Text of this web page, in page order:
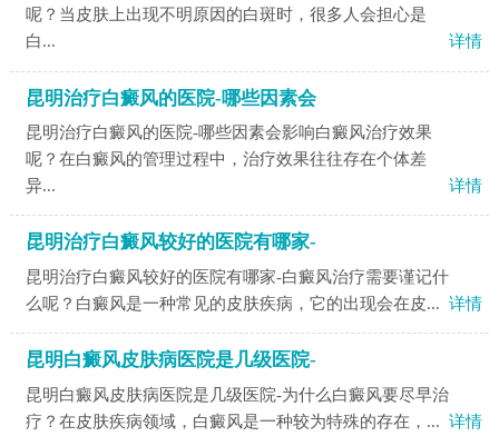
呢？当皮肤上出现不明原因的白斑时，很多人会担心是
白...
详情
昆明治疗白癜风的医院-哪些因素会
昆明治疗白癜风的医院-哪些因素会影响白癜风治疗效果
呢？在白癜风的管理过程中，治疗效果往往存在个体差
异...
详情
昆明治疗白癜风较好的医院有哪家-
昆明治疗白癜风较好的医院有哪家-白癜风治疗需要谨记什
么呢？白癜风是一种常见的皮肤疾病，它的出现会在皮... 详情
昆明白癜风皮肤病医院是几级医院-
昆明白癜风皮肤病医院是几级医院-为什么白癜风要尽早治
疗？在皮肤疾病领域，白癜风是一种较为特殊的存在，... 详情